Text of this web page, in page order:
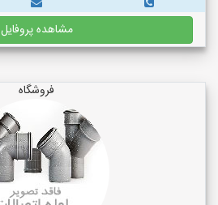
مشاهده پروفایل
فروشگاه